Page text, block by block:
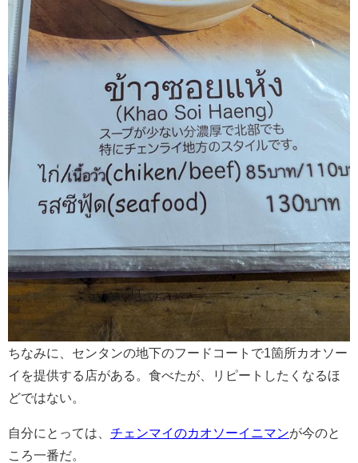
ちなみに、センタンの地下のフードコートで1箇所カオソー
イを提供する店がある。食べたが、リピートしたくなるほ
どではない。
自分にとっては、 チェンマイのカオソーイニマンが今のと
ころ一番だ。